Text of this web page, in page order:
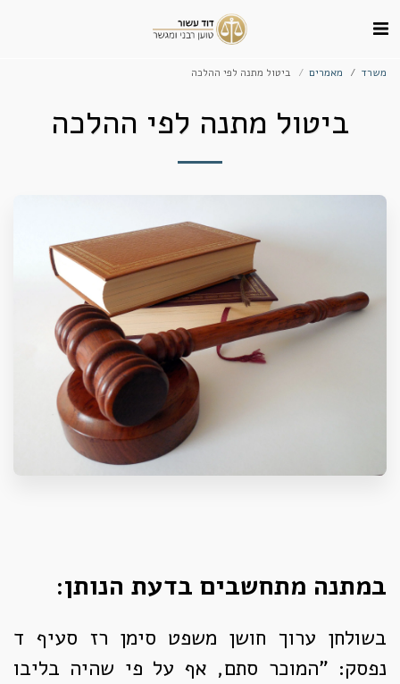
משרד מאמרים ביטול מתנה לפי ההלכה
ביטול מתנה לפי ההלכה
במתנה מתחשבים בדעת הנותן:
בשולחן ערוך חושן משפט סימן רז סעיף ד
נפסק: "המוכר סתם, אף על פי שהיה בליבו